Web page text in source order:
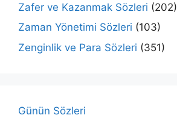
Zafer ve Kazanmak Sözleri (202)
Zaman Yönetimi Sözleri (103)
Zenginlik ve Para Sözleri (351)
Günün Sözleri